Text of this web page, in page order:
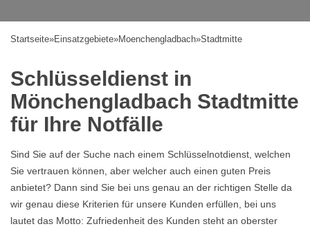
Startseite»Einsatzgebiete»Moenchengladbach»Stadtmitte
Schlüsseldienst in
Mönchengladbach Stadtmitte
für Ihre Notfälle
Sind Sie auf der Suche nach einem Schlüsselnotdienst, welchen
Sie vertrauen können, aber welcher auch einen guten Preis
anbietet? Dann sind Sie bei uns genau an der richtigen Stelle da
wir genau diese Kriterien für unsere Kunden erfüllen, bei uns
lautet das Motto: Zufriedenheit des Kunden steht an oberster